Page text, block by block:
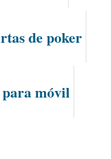
de poker
móvil